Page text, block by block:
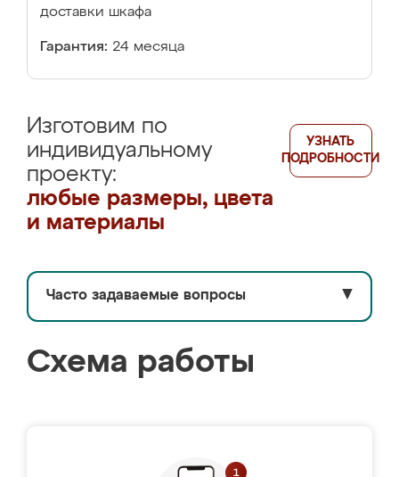
доставки шкафа
Гарантия: 24 месяца
Изготовим по
индивидуальному
проекту:
любые размеры, цвета
и материалы
УЗНАТЬ
ПОДРОБНОСТИ
Часто задаваемые вопросы ▼
Схема работы